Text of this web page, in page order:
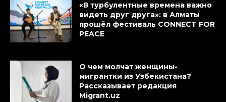
«В турбулентные времена важно
видеть друг друга»: в Алматы
прошёл фестиваль CONNECT FOR
PEACE
О чем молчат женщины-
мигрантки из Узбекистана?
Рассказывает редакция
Migrant.uz